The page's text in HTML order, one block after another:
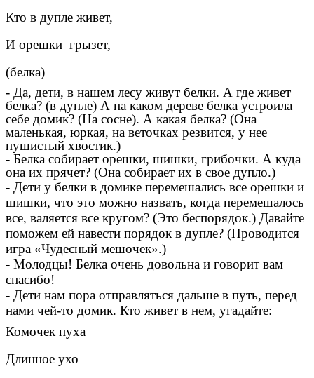
Кто в дупле живет,
И орешки грызет,
(белка)
- Да, дети, в нашем лесу живут белки. А где живет
белка? (в дупле) А на каком дереве белка устроила
себе домик? (На сосне). А какая белка? (Она
маленькая, юркая, на веточках резвится, у нее
пушистый хвостик.)
- Белка собирает орешки, шишки, грибочки. А куда
она их прячет? (Она собирает их в свое дупло.)
- Дети у белки в домике перемешались все орешки и
шишки, что это можно назвать, когда перемешалось
все, валяется все кругом? (Это беспорядок.) Давайте
поможем ей навести порядок в дупле? (Проводится
игра «Чудесный мешочек».)
- Молодцы! Белка очень довольна и говорит вам
спасибо!
- Дети нам пора отправляться дальше в путь, перед
нами чей-то домик. Кто живет в нем, угадайте:
Комочек пуха
Длинное ухо